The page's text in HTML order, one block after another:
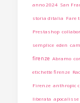
anno 2024 San
storia ditalia Fare
Prestashop
semplice eden
firenze Abramo
etichette firenze
Firenze anthropic
liberata apocalisse